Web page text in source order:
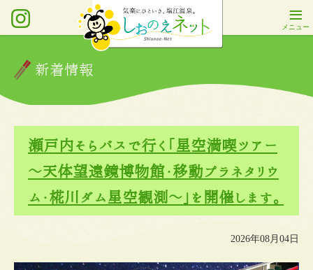
新着情報
瀬戸内そらバスで行く「星空満喫ツアー
～天体望遠鏡博物館・移動プラネタリウ
ム・椛川ダム星空観測～」を開催します。
2026年08月04日